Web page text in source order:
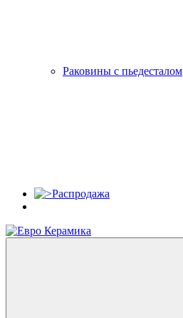
Раковины с пьедесталом
Распродажа